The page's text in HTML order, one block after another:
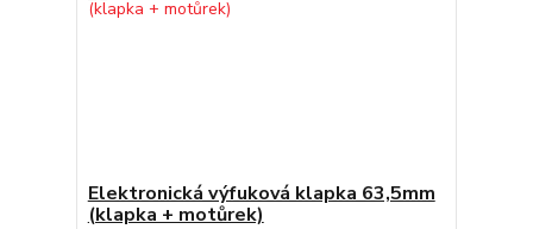
Elektronická výfuková klapka 63,5mm
(klapka + motůrek)